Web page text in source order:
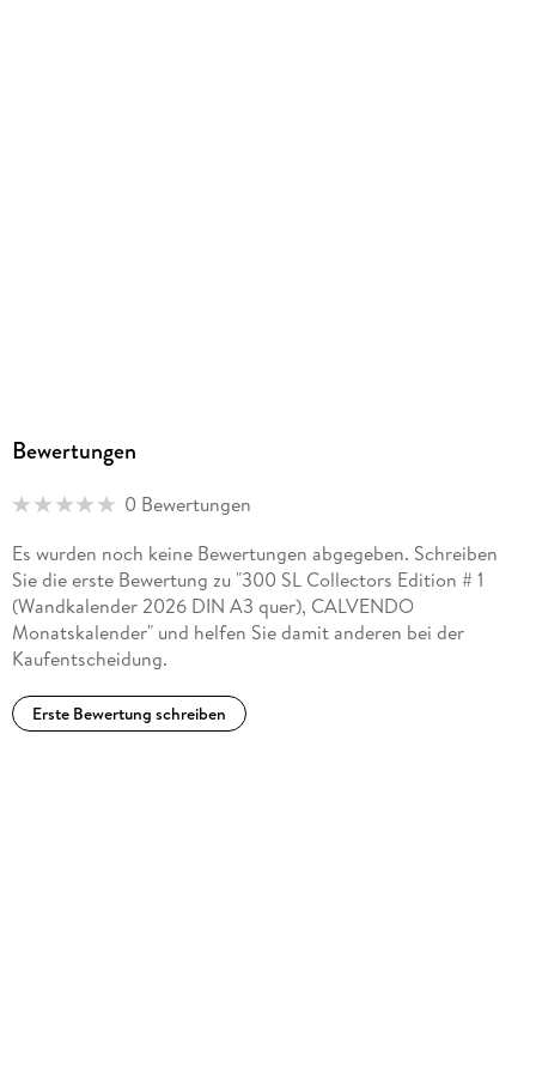
Bewertungen
0 Bewertungen
Es wurden noch keine Bewertungen abgegeben. Schreiben
Sie die erste Bewertung zu "300 SL Collectors Edition # 1
(Wandkalender 2026 DIN A3 quer), CALVENDO
Monatskalender" und helfen Sie damit anderen bei der
Kaufentscheidung.
Erste Bewertung schreiben